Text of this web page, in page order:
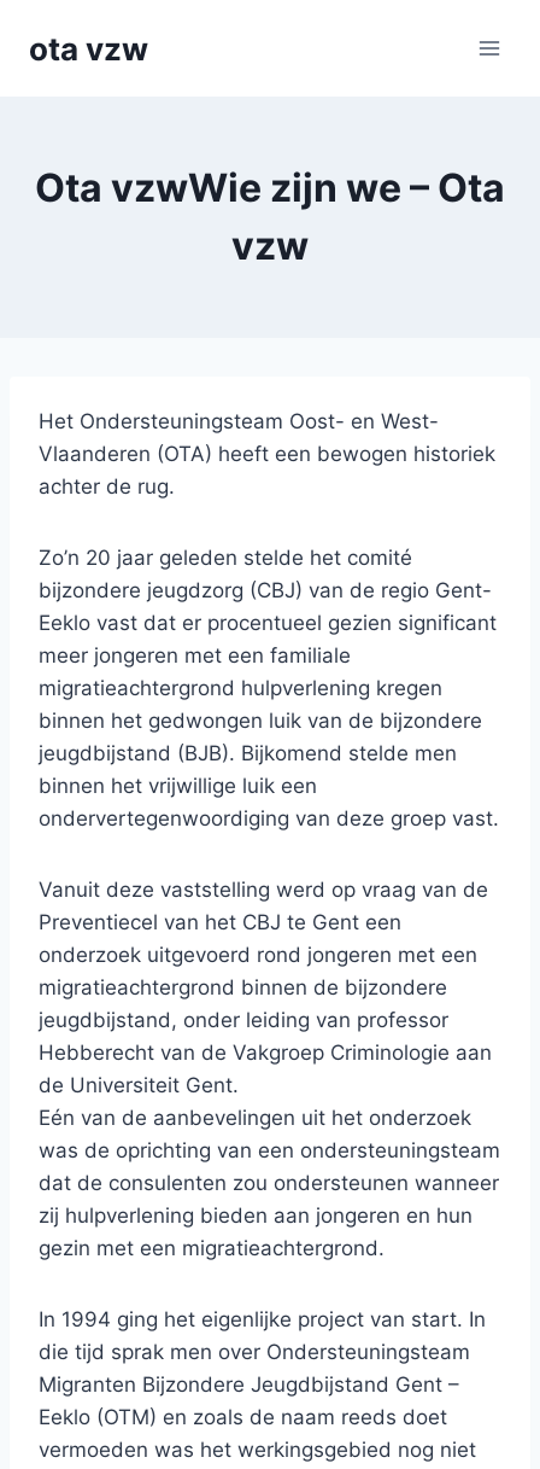
ota vzw
Ota vzwWie zijn we – Ota
vzw
Het Ondersteuningsteam Oost- en West-
Vlaanderen (OTA) heeft een bewogen historiek
achter de rug.
Zo’n 20 jaar geleden stelde het comité
bijzondere jeugdzorg (CBJ) van de regio Gent-
Eeklo vast dat er procentueel gezien significant
meer jongeren met een familiale
migratieachtergrond hulpverlening kregen
binnen het gedwongen luik van de bijzondere
jeugdbijstand (BJB). Bijkomend stelde men
binnen het vrijwillige luik een
ondervertegenwoordiging van deze groep vast.
Vanuit deze vaststelling werd op vraag van de
Preventiecel van het CBJ te Gent een
onderzoek uitgevoerd rond jongeren met een
migratieachtergrond binnen de bijzondere
jeugdbijstand, onder leiding van professor
Hebberecht van de Vakgroep Criminologie aan
de Universiteit Gent.
Eén van de aanbevelingen uit het onderzoek
was de oprichting van een ondersteuningsteam
dat de consulenten zou ondersteunen wanneer
zij hulpverlening bieden aan jongeren en hun
gezin met een migratieachtergrond.
In 1994 ging het eigenlijke project van start. In
die tijd sprak men over Ondersteuningsteam
Migranten Bijzondere Jeugdbijstand Gent –
Eeklo (OTM) en zoals de naam reeds doet
vermoeden was het werkingsgebied nog niet